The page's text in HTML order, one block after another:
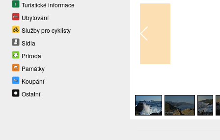
Turistické informace
Ubytování
Služby pro cyklisty
Sídla
Příroda
Památky
Koupání
Ostatní